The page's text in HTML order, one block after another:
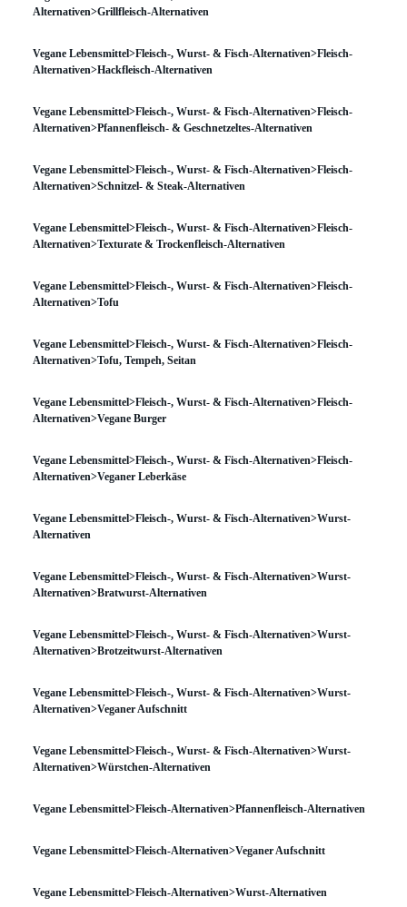
Alternativen>Grillfleisch-Alternativen
Vegane Lebensmittel>Fleisch-, Wurst- & Fisch-Alternativen>Fleisch-
Alternativen>Hackfleisch-Alternativen
Vegane Lebensmittel>Fleisch-, Wurst- & Fisch-Alternativen>Fleisch-
Alternativen>Pfannenfleisch- & Geschnetzeltes-Alternativen
Vegane Lebensmittel>Fleisch-, Wurst- & Fisch-Alternativen>Fleisch-
Alternativen>Schnitzel- & Steak-Alternativen
Vegane Lebensmittel>Fleisch-, Wurst- & Fisch-Alternativen>Fleisch-
Alternativen>Texturate & Trockenfleisch-Alternativen
Vegane Lebensmittel>Fleisch-, Wurst- & Fisch-Alternativen>Fleisch-
Alternativen>Tofu
Vegane Lebensmittel>Fleisch-, Wurst- & Fisch-Alternativen>Fleisch-
Alternativen>Tofu, Tempeh, Seitan
Vegane Lebensmittel>Fleisch-, Wurst- & Fisch-Alternativen>Fleisch-
Alternativen>Vegane Burger
Vegane Lebensmittel>Fleisch-, Wurst- & Fisch-Alternativen>Fleisch-
Alternativen>Veganer Leberkäse
Vegane Lebensmittel>Fleisch-, Wurst- & Fisch-Alternativen>Wurst-
Alternativen
Vegane Lebensmittel>Fleisch-, Wurst- & Fisch-Alternativen>Wurst-
Alternativen>Bratwurst-Alternativen
Vegane Lebensmittel>Fleisch-, Wurst- & Fisch-Alternativen>Wurst-
Alternativen>Brotzeitwurst-Alternativen
Vegane Lebensmittel>Fleisch-, Wurst- & Fisch-Alternativen>Wurst-
Alternativen>Veganer Aufschnitt
Vegane Lebensmittel>Fleisch-, Wurst- & Fisch-Alternativen>Wurst-
Alternativen>Würstchen-Alternativen
Vegane Lebensmittel>Fleisch-Alternativen>Pfannenfleisch-Alternativen
Vegane Lebensmittel>Fleisch-Alternativen>Veganer Aufschnitt
Vegane Lebensmittel>Fleisch-Alternativen>Wurst-Alternativen